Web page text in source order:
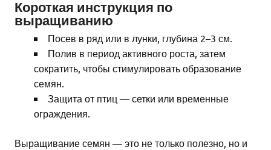
Короткая инструкция по
выращиванию
Посев в ряд или в лунки, глубина 2–3 см.
Полив в период активного роста, затем
сократить, чтобы стимулировать образование
семян.
Защита от птиц — сетки или временные
ограждения.
Выращивание семян — это не только полезно, но и